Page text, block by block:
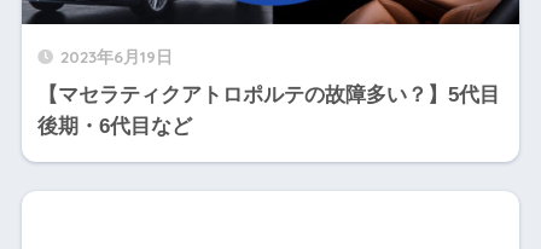
2023年6月19日
【マセラティクアトロポルテの故障多い？】5代目
後期・6代目など